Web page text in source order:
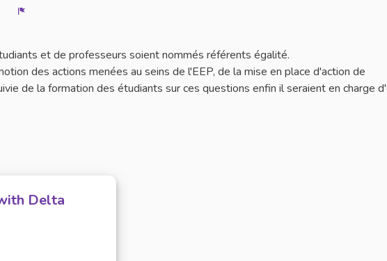
et de professeurs soient nommés référents égalité.
des actions menées au seins de l'EEP, de la mise en place d'action de
de la formation des étudiants sur ces questions enfin il seraient en charge
Delta